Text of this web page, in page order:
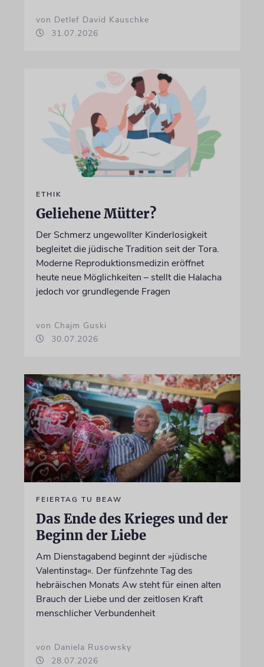
von Detlef David Kauschke
31.07.2026
ETHIK
Geliehene Mütter?
Der Schmerz ungewollter Kinderlosigkeit
begleitet die jüdische Tradition seit der Tora.
Moderne Reproduktionsmedizin eröffnet
heute neue Möglichkeiten – stellt die Halacha
jedoch vor grundlegende Fragen
von Chajm Guski
30.07.2026
FEIERTAG TU BEAW
Das Ende des Krieges und der
Beginn der Liebe
Am Dienstagabend beginnt der »jüdische
Valentinstag«. Der fünfzehnte Tag des
hebräischen Monats Aw steht für einen alten
Brauch der Liebe und der zeitlosen Kraft
menschlicher Verbundenheit
von Daniela Rusowsky
28.07.2026